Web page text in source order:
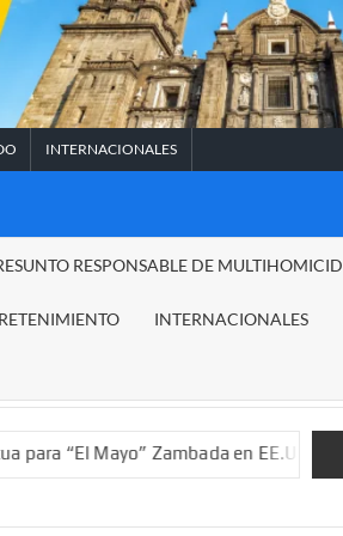
INTERNACIONALES
RESPONSABLE DE
INTERNACIONALES
Zambada en EE.UU.; ordenan